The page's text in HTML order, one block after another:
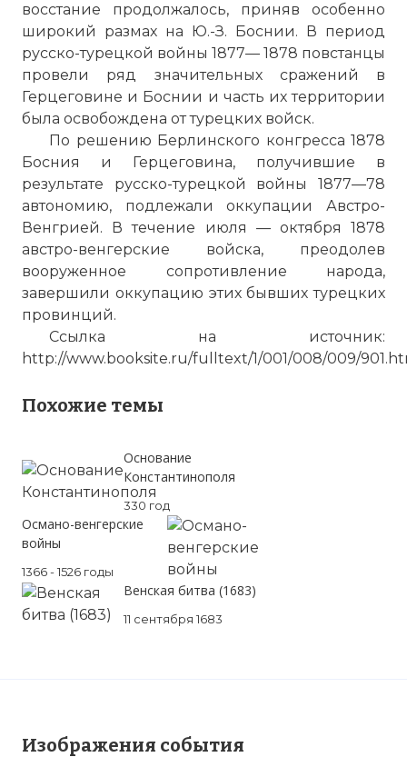
восстание продолжалось, приняв особенно
широкий размах на Ю.-З. Боснии. В период
русско-турецкой войны 1877— 1878 повстанцы
провели ряд значительных сражений в
Герцеговине и Боснии и часть их территории
была освобождена от турецких войск.
По решению Берлинского конгресса 1878
Босния и Герцеговина, получившие в
результате русско-турецкой войны 1877—78
автономию, подлежали оккупации Австро-
Венгрией. В течение июля — октября 1878
австро-венгерские войска, преодолев
вооруженное сопротивление народа,
завершили оккупацию этих бывших турецких
провинций.
Ссылка на источник:
http://www.booksite.ru/fulltext/1/001/008/009/
Похожие темы
Основание
Константинополя
330 год
Османо-венгерские
войны
1366 - 1526 годы
Венская битва (1683)
11 сентября 1683
Изображения события